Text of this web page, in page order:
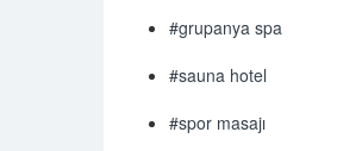
#grupanya spa
#sauna hotel
#spor masajı